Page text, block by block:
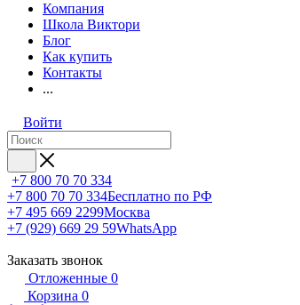
Компания
Школа Виктори
Блог
Как купить
Контакты
...
Войти
+7 800 70 70 334
+7 800 70 70 334Бесплатно по РФ
+7 495 669 2299Москва
+7 (929) 669 29 59WhatsApp
Заказать звонок
Отложенные 0
Корзина 0